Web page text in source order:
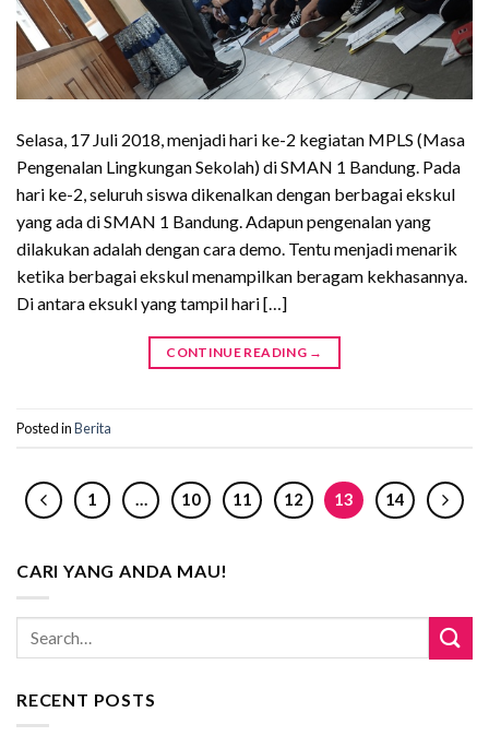
Selasa, 17 Juli 2018, menjadi hari ke-2 kegiatan MPLS (Masa
Pengenalan Lingkungan Sekolah) di SMAN 1 Bandung. Pada
hari ke-2, seluruh siswa dikenalkan dengan berbagai ekskul
yang ada di SMAN 1 Bandung. Adapun pengenalan yang
dilakukan adalah dengan cara demo. Tentu menjadi menarik
ketika berbagai ekskul menampilkan beragam kekhasannya.
Di antara eksukl yang tampil hari […]
CONTINUE READING →
Posted inBerita
1 … 10 11 12 13 14
CARI YANG ANDA MAU!
RECENT POSTS